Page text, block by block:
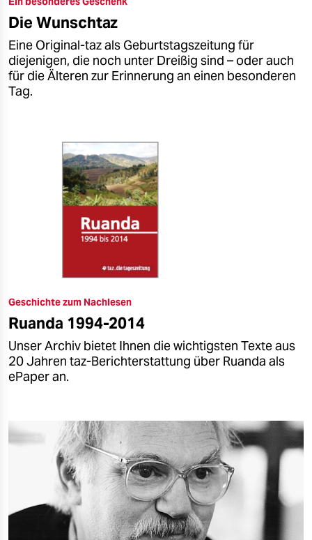
epaper login
Die Wunschtaz
Eine Original-taz als Geburtstagszeitung für
diejenigen, die noch unter Dreißig sind – oder auch
für die Älteren zur Erinnerung an einen besonderen
Tag.
Geschichte zum Nachlesen
Ruanda 1994-2014
Unser Archiv bietet Ihnen die wichtigsten Texte aus
20 Jahren taz-Berichterstattung über Ruanda als
ePaper an.